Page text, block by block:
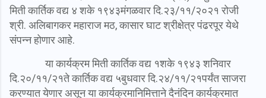
मिती कार्तिक वद्य ४ शके १९४३मंगळवार दि.२३/११/२०२१ रोजी
श्री. अलिबागकर महाराज मठ, कासार घाट श्रीक्षेत्र पंढरपूर येथे
संपन्न होणार आहे.
या कार्यक्रम मिती कार्तिक वद्य १शके १९४३ शनिवार
दि.२०/११/२१ते कार्तिक वद्य ५बुधवार दि.२४/११/२१पर्यंत साजरा
करण्यात येणार असून या कार्यक्रमानिमित्ताने दैनंदिन कार्यक्रमात